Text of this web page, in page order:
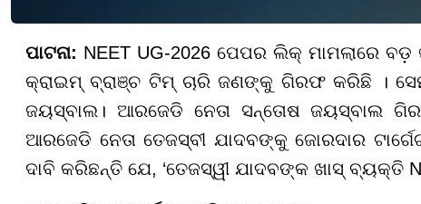
ପାଟନା: NEET UG-2026 ପେପର ଲିକ୍ ମାମଲାରେ
କ୍ରାଇମ୍ ବ୍ରାଞ୍ଚ ଟିମ୍ ଚାରି ଜଣଙ୍କୁ ଗିରଫ କରିଛି ।
ଜୟସ୍ବାଲ। ଆରଜେଡି ନେତା ସନ୍ତୋଷ ଜୟସ୍ବାଲ
ଆରଜେଡି ନେତା ତେଜସ୍ବୀ ଯାଦବଙ୍କୁ ଜୋରଦାର
ଦାବି କରିଛନ୍ତି ଯେ, ‘ତେଜସ୍ୱୀ ଯାଦବଙ୍କ ଖାସ୍ ବ୍ୟକ୍ତି